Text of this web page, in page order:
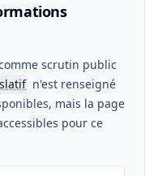
scrutin public
n'est renseigné
mais la page
pour ce